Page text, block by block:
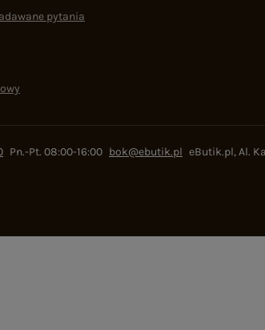
pytania
Pn.-Pt. 08:00-16:00 bok@ebutik.pl eButik.pl,Al.